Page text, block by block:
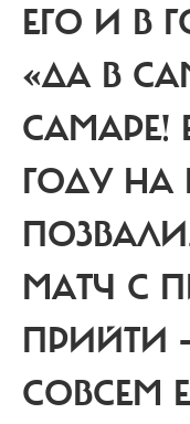
ЕГО И В
«ДА В
САМАРЕ!
ГОДУ НА
МАТЧ С
ПРИЙТИ
СОВСЕМ